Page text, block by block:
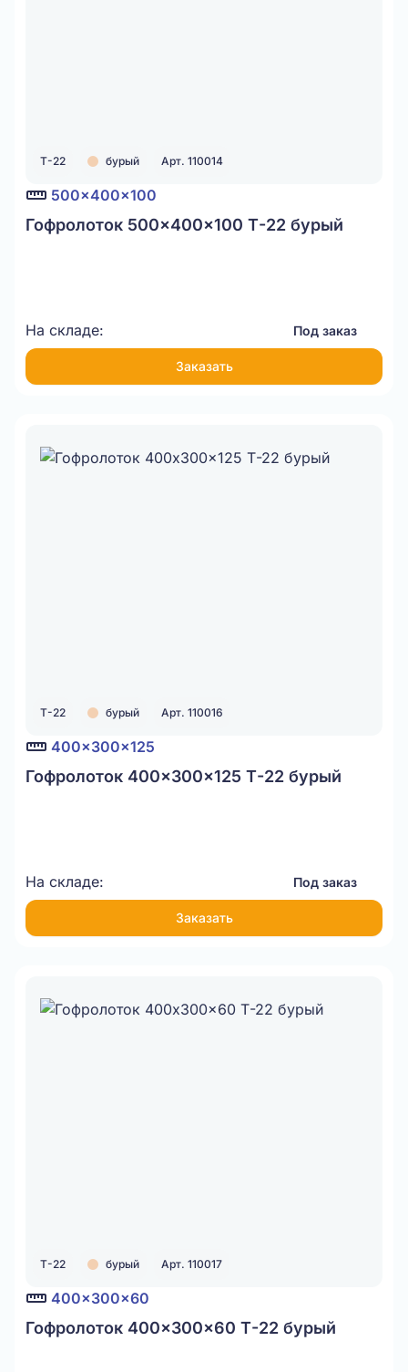
Т-22 бурый Арт. 110014
500x400x100
Гофролоток 500x400x100 Т-22 бурый
На складе: Под заказ
Заказать
Т-22 бурый Арт. 110016
400x300x125
Гофролоток 400x300x125 Т-22 бурый
На складе: Под заказ
Заказать
Т-22 бурый Арт. 110017
400x300x60
Гофролоток 400x300x60 Т-22 бурый